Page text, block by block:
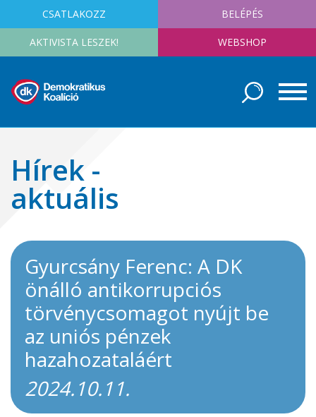
CSATLAKOZZ BELÉPÉS
AKTIVISTA LESZEK! WEBSHOP
Hírek -
aktuális
Gyurcsány Ferenc: A DK
önálló antikorrupciós
törvénycsomagot nyújt be
az uniós pénzek
hazahozataláért
2024.10.11.